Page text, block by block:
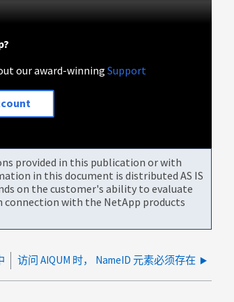
our award-winningSupport
provided in this publication or with
in this document is distributed AS IS
on the customer's ability to evaluate
with the NetApp products
访问 AIQUM 时， NameID 元素必须存在